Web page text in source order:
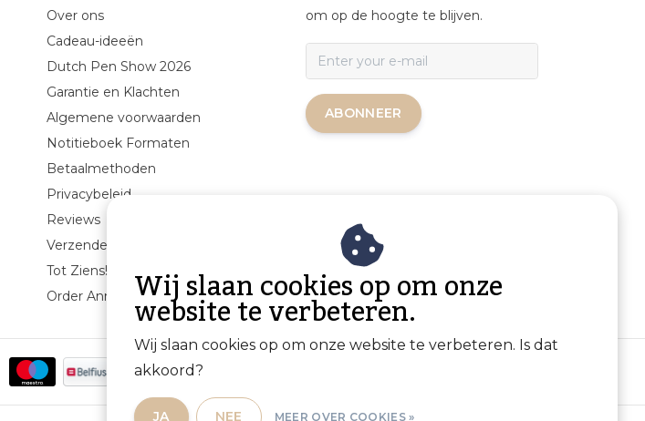
Over ons
Cadeau-ideeën
Dutch Pen Show 2026
Garantie en Klachten
Algemene voorwaarden
Notitieboek Formaten
Betaalmethoden
Privacybeleid
Reviews
Verzenden & retourneren
Tot Ziens!
Order Annuleren
om op de hoogte te blijven.
ABONNEER
Wij slaan cookies op om onze
website te verbeteren.
Wij slaan cookies op om onze website te verbeteren. Is dat
akkoord?
JA NEE MEER OVER COOKIES »